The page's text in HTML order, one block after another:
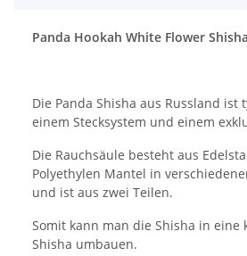
Panda Hookah White Flower
Die Panda Shisha aus Russland
einem Stecksystem und einem
Die Rauchsäule besteht aus
Polyethylen Mantel in
und ist aus zwei Teilen.
Somit kann man die Shisha in eine
Shisha umbauen.